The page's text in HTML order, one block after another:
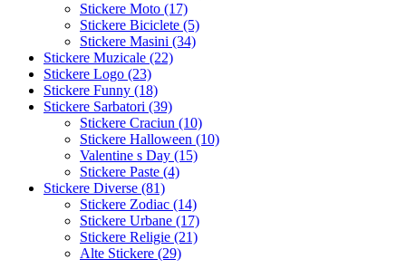
Stickere Moto (17)
Stickere Biciclete (5)
Stickere Masini (34)
Stickere Muzicale (22)
Stickere Logo (23)
Stickere Funny (18)
Stickere Sarbatori (39)
Stickere Craciun (10)
Stickere Halloween (10)
Valentine s Day (15)
Stickere Paste (4)
Stickere Diverse (81)
Stickere Zodiac (14)
Stickere Urbane (17)
Stickere Religie (21)
Alte Stickere (29)